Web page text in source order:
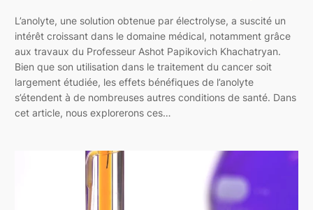
L’anolyte, une solution obtenue par électrolyse, a suscité un
intérêt croissant dans le domaine médical, notamment grâce
aux travaux du Professeur Ashot Papikovich Khachatryan.
Bien que son utilisation dans le traitement du cancer soit
largement étudiée, les effets bénéfiques de l’anolyte
s’étendent à de nombreuses autres conditions de santé. Dans
cet article, nous explorerons ces…